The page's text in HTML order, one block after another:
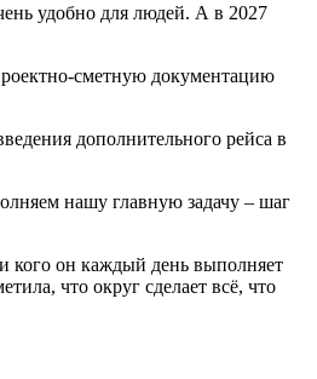
удобно для людей. А в 2027
сметную документацию
дополнительного рейса в
нашу главную задачу – шаг
кого он каждый день выполняет
что округ сделает всё, что